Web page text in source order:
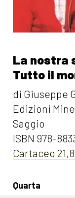
La nostra
Tutto il
di Giuseppe
Edizioni
Saggio
ISBN 978-
Cartaceo
Quarta